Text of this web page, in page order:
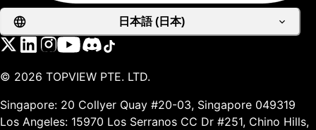
日本語 (日本)
© 2026 TOPVIEW PTE. LTD.
Singapore: 20 Collyer Quay #20-03, Singapore 049319
Los Angeles: 15970 Los Serranos CC Dr #251, Chino Hills,